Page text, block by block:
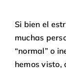
Si bien el
muchas
“normal” o
hemos visto,